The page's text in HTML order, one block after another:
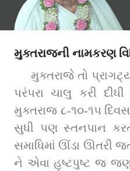
મુક્તરાજની નામકરણ
મુક્તરાજે તો
પરંપરા ચાલુ કરી
મુક્તરાજ ૮-૧૦-૧૫
સુધી પણ સ્તનપાન
સમાધિમાં ઊંડા ઊતરી
ને એવા હૃષ્ટપુષ્ટ જ